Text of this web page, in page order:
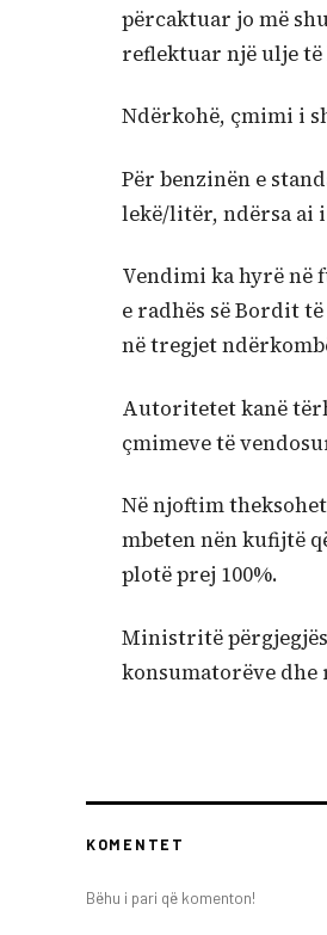
përcaktuar jo më
reflektuar një ulje
Ndërkohë, çmimi i
Për benzinën e
lekë/litër, ndërsa ai
Vendimi ka hyrë në
e radhës së Bordit
në tregjet
Autoritetet kanë
çmimeve të
Në njoftim
mbeten nën kufijtë
plotë prej 100%.
Ministritë
konsumatorëve dhe
KOMENTET
Bëhu i pari që komenton!